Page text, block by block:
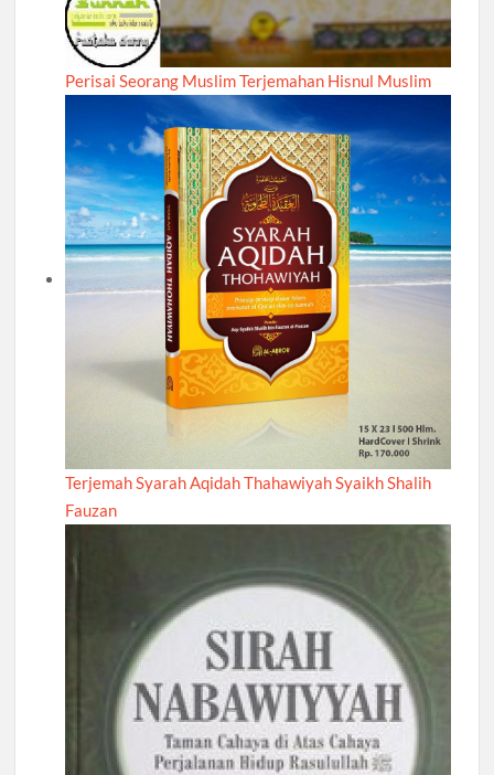
Perisai Seorang Muslim Terjemahan Hisnul Muslim
Terjemah Syarah Aqidah Thahawiyah Syaikh Shalih
Fauzan